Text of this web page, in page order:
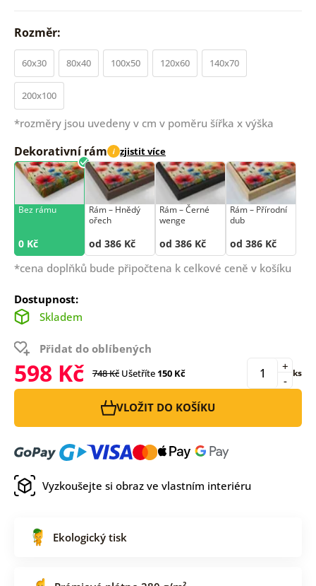
Rozměr:
60x30 80x40 100x50 120x60 140x70
200x100
*rozměry jsou uvedeny v cm v poměru šířka x výška
Dekorativní rám i zjistit více
Bez rámu
0 Kč
Rám –⁠⁠⁠⁠⁠⁠ Hnědý
ořech
od 386 Kč
Rám –⁠⁠⁠⁠⁠⁠ Černé
wenge
od 386 Kč
Rám –⁠⁠⁠⁠⁠⁠ Přírodní
dub
od 386 Kč
*cena doplňků bude připočtena k celkové ceně v košíku
Dostupnost:
Skladem
Přidat do oblíbených
598 Kč 748 Kč Ušetříte150 Kč -
+ ks
VLOŽIT DO KOŠÍKU
Vyzkoušejte si obraz ve vlastním interiéru
Ekologický tisk